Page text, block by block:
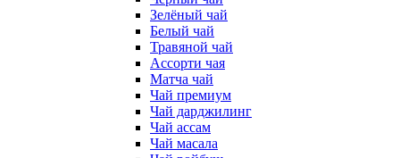
Зелёный чай
Белый чай
Травяной чай
Ассорти чая
Матча чай
Чай премиум
Чай дарджилинг
Чай ассам
Чай масала